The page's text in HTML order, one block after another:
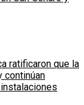
ratificaron que la
continúan